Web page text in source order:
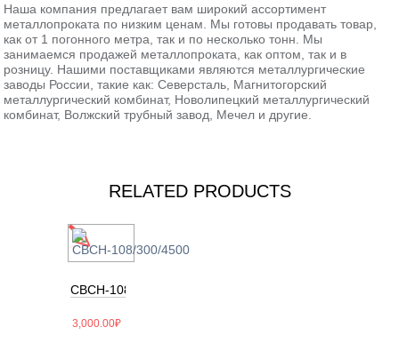
Наша компания предлагает вам широкий ассортимент
металлопроката по низким ценам. Мы готовы продавать товар,
как от 1 погонного метра, так и по несколько тонн. Мы
занимаемся продажей металлопроката, как оптом, так и в
розницу. Нашими поставщиками являются металлургические
заводы России, такие как: Северсталь, Магнитогорский
металлургический комбинат, Новолипецкий металлургический
комбинат, Волжский трубный завод, Мечел и другие.
RELATED PRODUCTS
СВСН-108/300/4500
3,000.00₽